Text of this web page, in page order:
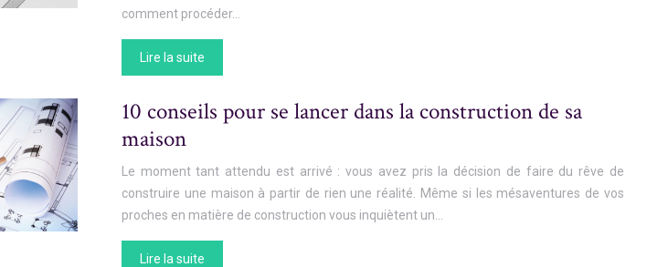
comment procéder…
Lire la suite
10 conseils pour se lancer dans la construction de sa
maison
Le moment tant attendu est arrivé : vous avez pris la décision de faire du rêve de
construire une maison à partir de rien une réalité. Même si les mésaventures de vos
proches en matière de construction vous inquiètent un…
Lire la suite